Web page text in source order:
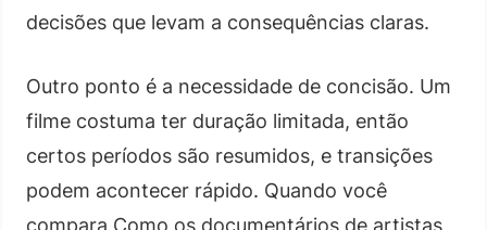
decisões que levam a consequências claras.
Outro ponto é a necessidade de concisão. Um
filme costuma ter duração limitada, então
certos períodos são resumidos, e transições
podem acontecer rápido. Quando você
compara Como os documentários de artistas